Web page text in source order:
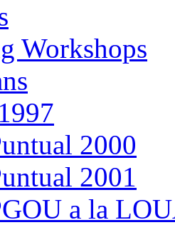
Workshops
2000
2001
a la